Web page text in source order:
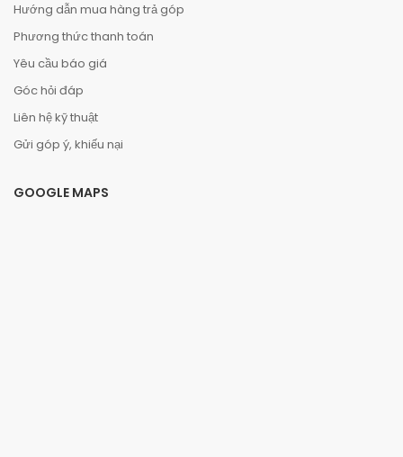
Hướng dẫn mua hàng trả góp
Phương thức thanh toán
Yêu cầu báo giá
Góc hỏi đáp
Liên hệ kỹ thuật
Gửi góp ý, khiếu nại
GOOGLE MAPS